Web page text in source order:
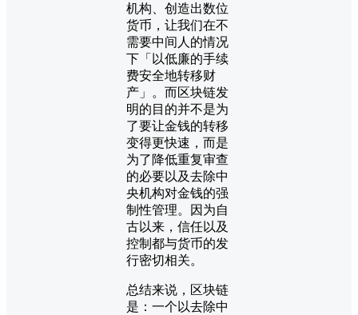
机构、创造出数位
货币，让我们在不
需要中间人的情况
下「以低廉的手续
费安全地转移财
产」。而区块链发
明的目的并不是为
了要让金钱的转移
变得更快速，而是
为了降低重复审查
的必要以及去除中
央机构对金钱的强
制性管理。因为自
古以来，信任以及
控制都与货币的发
行密切相关。
总结来说，区块链
是：一个以去除中